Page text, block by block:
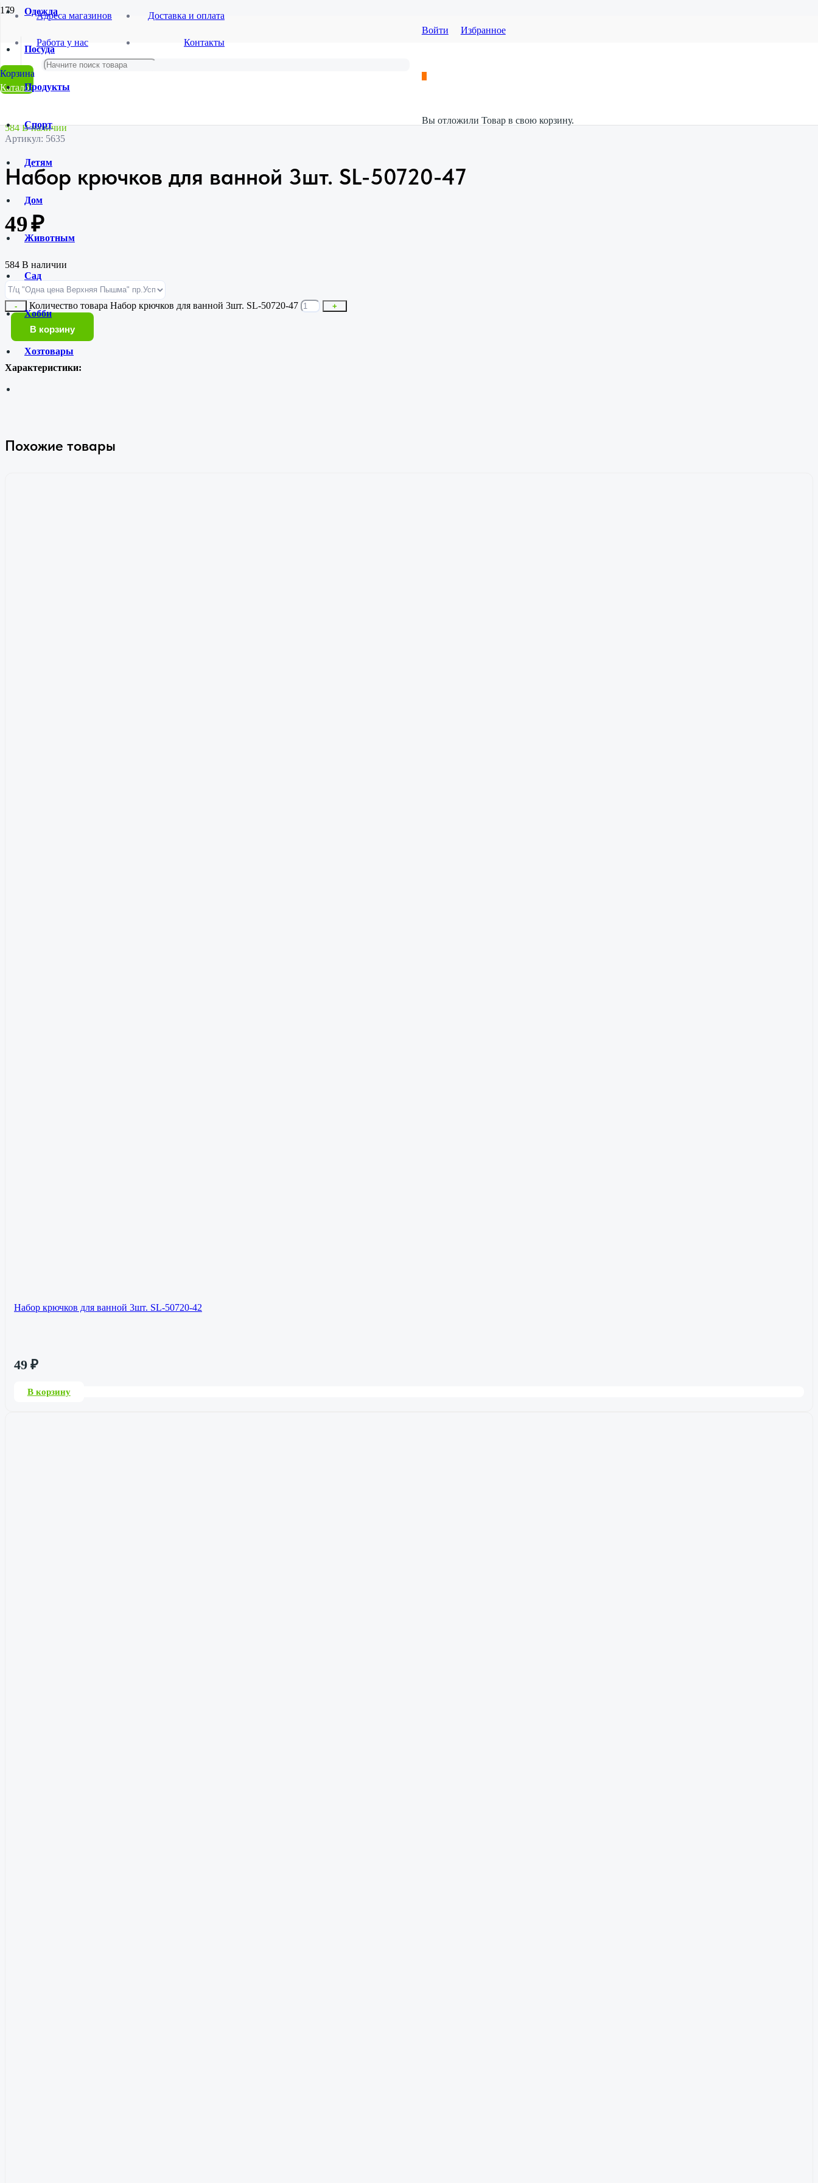
Адреса магазинов
Работа у нас
Доставка и оплата
Контакты
Каталог
Войти Избранное
Вы отложили Товарв свою корзину.
Одежда
Посуда
Продукты
Спорт
Детям
Дом
Животным
Сад
Хобби
Хозтовары
Главная
Магазин
Товары для дома
Туалетная комната
Набор крючков для ванной 3шт. SL-50720-47
584 В наличии
Артикул: 5635
Набор крючков для ванной 3шт. SL-50720-47
49₽
584 В наличии
- Количество товара Набор крючков для ванной 3шт. SL-50720-47 +
В корзину
Характеристики:
Похожие товары
Набор крючков для ванной 3шт. SL-50720-42
49 ₽
В корзину